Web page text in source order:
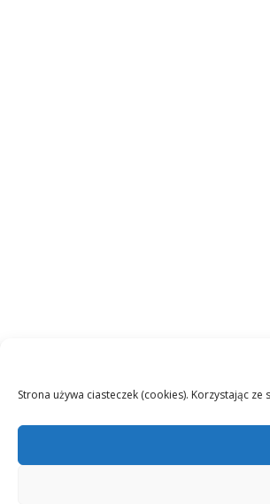
Strona używa ciasteczek (cookies). Korzystając